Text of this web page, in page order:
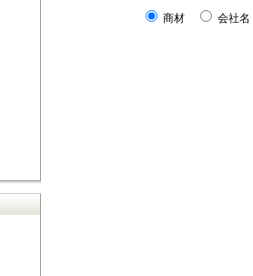
商材 会社名